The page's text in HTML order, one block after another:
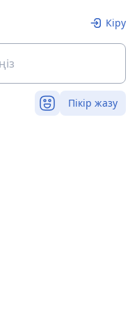
Кіру
Пікір жазу